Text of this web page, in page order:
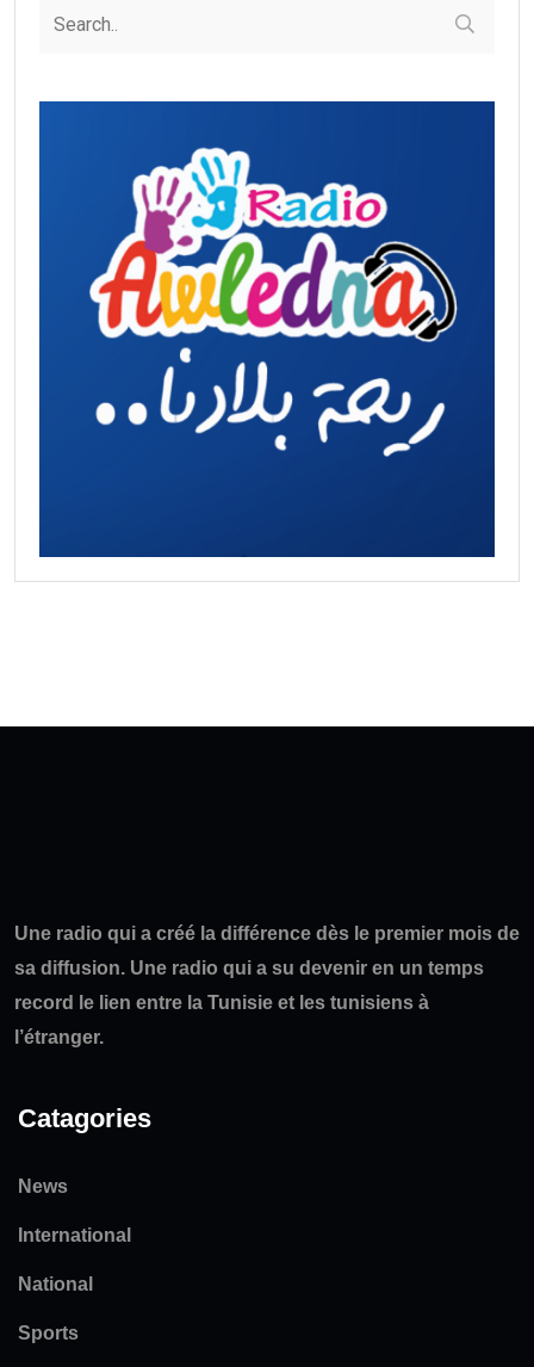
Une radio qui a créé la différence dès le premier mois de
sa diffusion. Une radio qui a su devenir en un temps
record le lien entre la Tunisie et les tunisiens à
l’étranger.
Catagories
News
International
National
Sports